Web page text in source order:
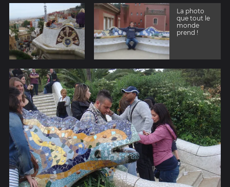
La photo
que tout le
monde
prend !